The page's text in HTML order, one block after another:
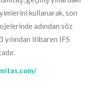
kullanarak, son
adından söz
itibaren IFS